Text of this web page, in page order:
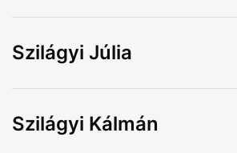
Szilágyi Júlia
Szilágyi Kálmán